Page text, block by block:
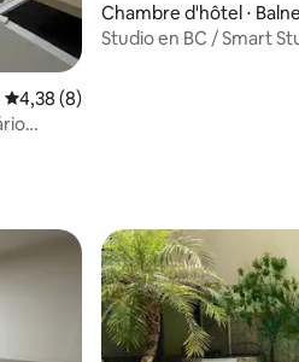
Évaluation moyenne sur la base de
4,38 (8)
Chambre d'hôtel ⋅
Studio en BC / Smart